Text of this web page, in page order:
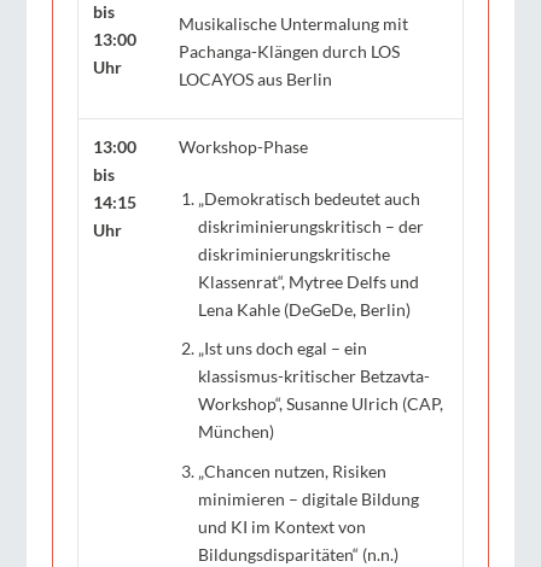
bis
13:00
Uhr
Musikalische Untermalung mit
Pachanga-Klängen durch LOS
LOCAYOS aus Berlin
13:00
bis
14:15
Uhr
Workshop-Phase
„Demokratisch bedeutet auch
diskriminierungskritisch – der
diskriminierungskritische
Klassenrat“, Mytree Delfs und
Lena Kahle (DeGeDe, Berlin)
„Ist uns doch egal – ein
klassismus-kritischer Betzavta-
Workshop“, Susanne Ulrich (CAP,
München)
„Chancen nutzen, Risiken
minimieren – digitale Bildung
und KI im Kontext von
Bildungsdisparitäten“ (n.n.)